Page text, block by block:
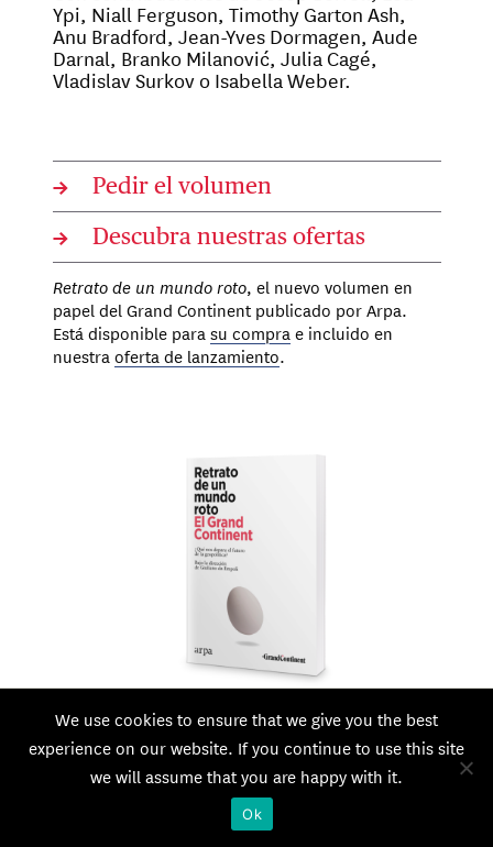
Ypi, Niall Ferguson, Timothy Garton Ash,
Anu Bradford, Jean-Yves Dormagen, Aude
Darnal, Branko Milanović, Julia Cagé,
Vladislav Surkov o Isabella Weber.
→ Pedir el volumen
→ Descubra nuestras ofertas
Retrato de un mundo roto, el nuevo volumen en
papel del Grand Continent publicado por Arpa.
Está disponible para su compra e incluido en
nuestra oferta de lanzamiento.
We use cookies to ensure that we give you the best
experience on our website. If you continue to use this site
we will assume that you are happy with it.
Ok